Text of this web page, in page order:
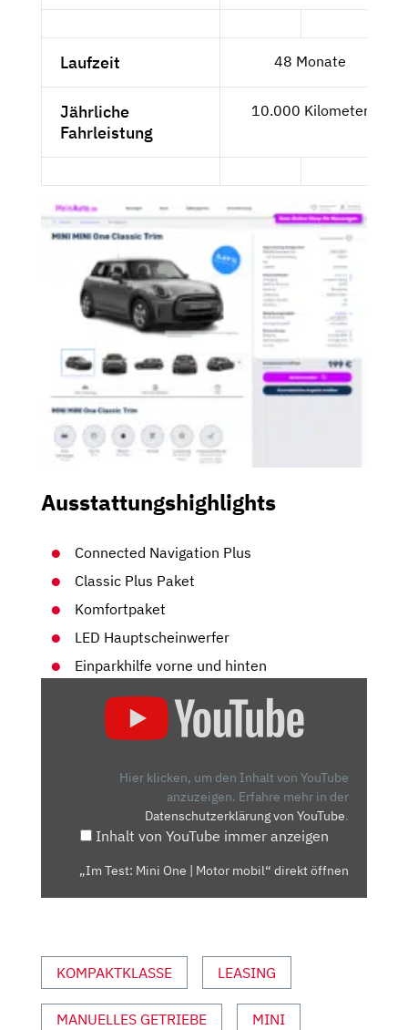
Laufzeit 48 Monate
Jährliche
Fahrleistung
10.000 Kilometer
Ausstattungshighlights
Connected Navigation Plus
Classic Plus Paket
Komfortpaket
LED Hauptscheinwerfer
Einparkhilfe vorne und hinten
YOUTUBE
Hier klicken, um den Inhalt von YouTube
anzuzeigen. Erfahre mehr in der
Datenschutzerklärung von YouTube.
Inhalt von YouTube immer anzeigen
„Im Test: Mini One | Motor mobil“ direkt öffnen
KOMPAKTKLASSE LEASING
MANUELLES GETRIEBE MINI